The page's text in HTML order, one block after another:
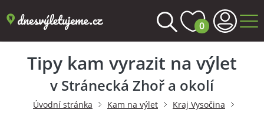
0
Tipy kam vyrazit na výlet
v Stránecká Zhoř a okolí
Úvodní stránka Kam na výlet
Kraj Vysočina